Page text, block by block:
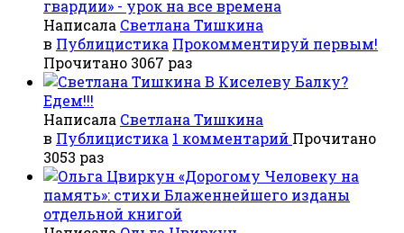
гвардии» - урок на все времена
Написала Светлана Тишкина
в Публицистика Прокомментируй первым!
Прочитано 3067 раз
В Киселеву Балку?
Едем!!!
Написала Светлана Тишкина
в Публицистика 1 комментарий Прочитано
3053 раз
«Дорогому Человеку на
память»: стихи Блаженнейшего изданы
отдельной книгой